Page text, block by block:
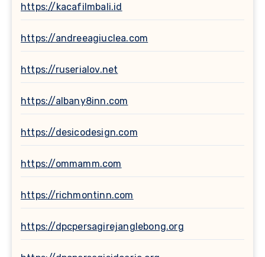
https://kacafilmbali.id
https://andreeagiuclea.com
https://ruserialov.net
https://albany8inn.com
https://desicodesign.com
https://ommamm.com
https://richmontinn.com
https://dpcpersagirejanglebong.org